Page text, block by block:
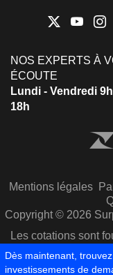
NOS EXPERTS À
ÉCOUTE
Lundi - Vendredi
18h
Mentions légales
Copyright © 2026
Les cotations sont
Dès maintenant,
investissements de